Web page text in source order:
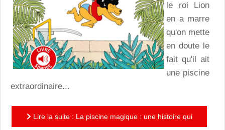
le roi Lion
en a marre
qu'on mette
en doute le
fait qu'il ait
une piscine
extraordinaire...
Lire la suite : La piscine magique : une histoire qui